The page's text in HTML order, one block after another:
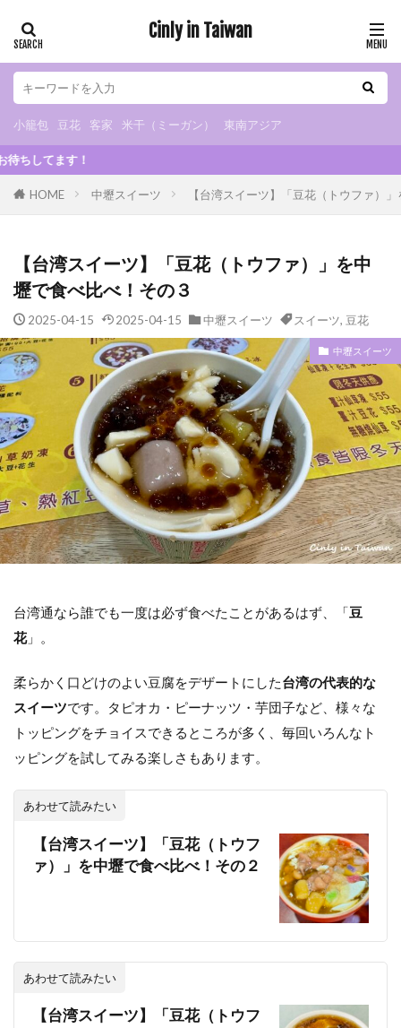
Cinly in Taiwan
小籠包 豆花 客家 米干（ミーガン） 東南アジア
HOME 中壢スイーツ 【台湾スイーツ】「豆花（トウファ）
【台湾スイーツ】「豆花（トウファ）」を中
壢で食べ比べ！その３
2025-04-15 2025-04-15 中壢スイーツ スイーツ, 豆花
中壢スイーツ
台湾通なら誰でも一度は必ず食べたことがあるはず、「豆
花」。
柔らかく口どけのよい豆腐をデザートにした台湾の代表的な
スイーツです。タピオカ・ピーナッツ・芋団子など、様々な
トッピングをチョイスできるところが多く、毎回いろんなト
ッピングを試してみる楽しさもあります。
あわせて読みたい
【台湾スイーツ】「豆花（トウフ
ァ）」を中壢で食べ比べ！その２
あわせて読みたい
【台湾スイーツ】「豆花（トウフ
カテゴリー
タグ
カフェ
夜市 マッサージ
豆花
観光スポット
観光工場
異国料理
ベトナム料理
タイ料理
インドネシア料理
日本食
ドリンクスタンド
チェーンストア
お土産 眷村
ホテル
交通アクセス
コインロッカー
基本情報
検索